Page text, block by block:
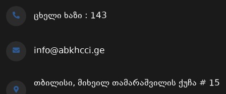
ცხელი ხაზი : 143
info@abkhcci.ge
თბილისი, მიხეილ თამარაშვილის ქუჩა # 15